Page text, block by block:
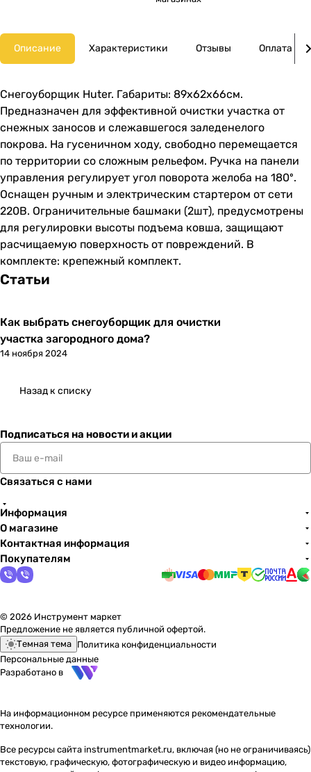
Описание Характеристики Отзывы Оплата
Снегоуборщик Huter. Габариты: 89х62х66см.
Предназначен для эффективной очистки участка от
снежных заносов и слежавшегося заледенелого
покрова. На гусеничном ходу, свободно перемещается
по территории со сложным рельефом. Ручка на панели
управления регулирует угол поворота желоба на 180º.
Оснащен ручным и электрическим стартером от сети
220В. Ограничительные башмаки (2шт), предусмотрены
для регулировки высоты подъема ковша, защищают
расчищаемую поверхность от повреждений. В
комплекте: крепежный комплект.
Статьи
Как выбрать снегоуборщик для очистки
участка загородного дома?
14 ноября 2024
Назад к списку
Подписаться на новости и акции
Связаться с нами
Информация
О магазине
Контактная информация
Покупателям
© 2026 Инструмент маркет
Предложение не является публичной офертой.
Темная тема Политика конфиденциальности
Персональные данные
Разработано в
На информационном ресурсе применяются рекомендательные
технологии.
Все ресурсы сайта instrumentmarket.ru, включая (но не ограничиваясь)
текстовую, графическую, фотографическую и видео информацию,